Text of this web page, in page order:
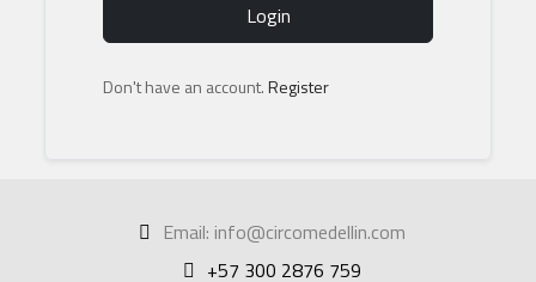
Login
Don't have an account.Register
Email: info@circomedellin.com
+57 300 2876 759